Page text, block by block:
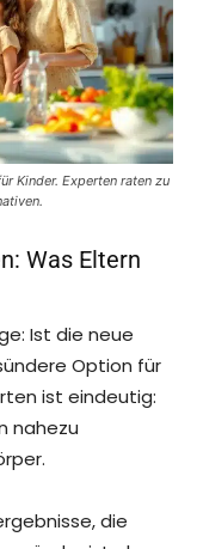
Kinder. Experten raten zu
Was Eltern
Ist die neue
Option für
ist eindeutig:
nahezu
die